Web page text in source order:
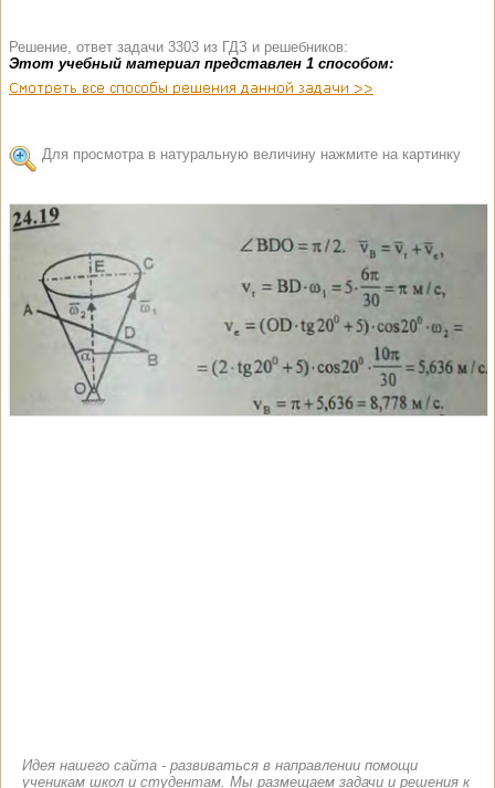
Решение, ответ задачи 3303 из ГДЗ и решебников:
Этот учебный материал представлен 1 способом:
Для просмотра в натуральную величину нажмите на картинку
Идея нашего сайта - развиваться в направлении помощи
ученикам школ и студентам. Мы размещаем задачи и решения к